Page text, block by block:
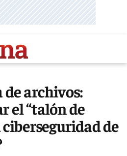
archivos:
el “talón de
de